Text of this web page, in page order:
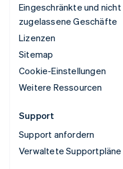
Eingeschränkte und nicht
zugelassene Geschäfte
Lizenzen
Sitemap
Cookie-Einstellungen
Weitere Ressourcen
Support
Support anfordern
Verwaltete Supportpläne